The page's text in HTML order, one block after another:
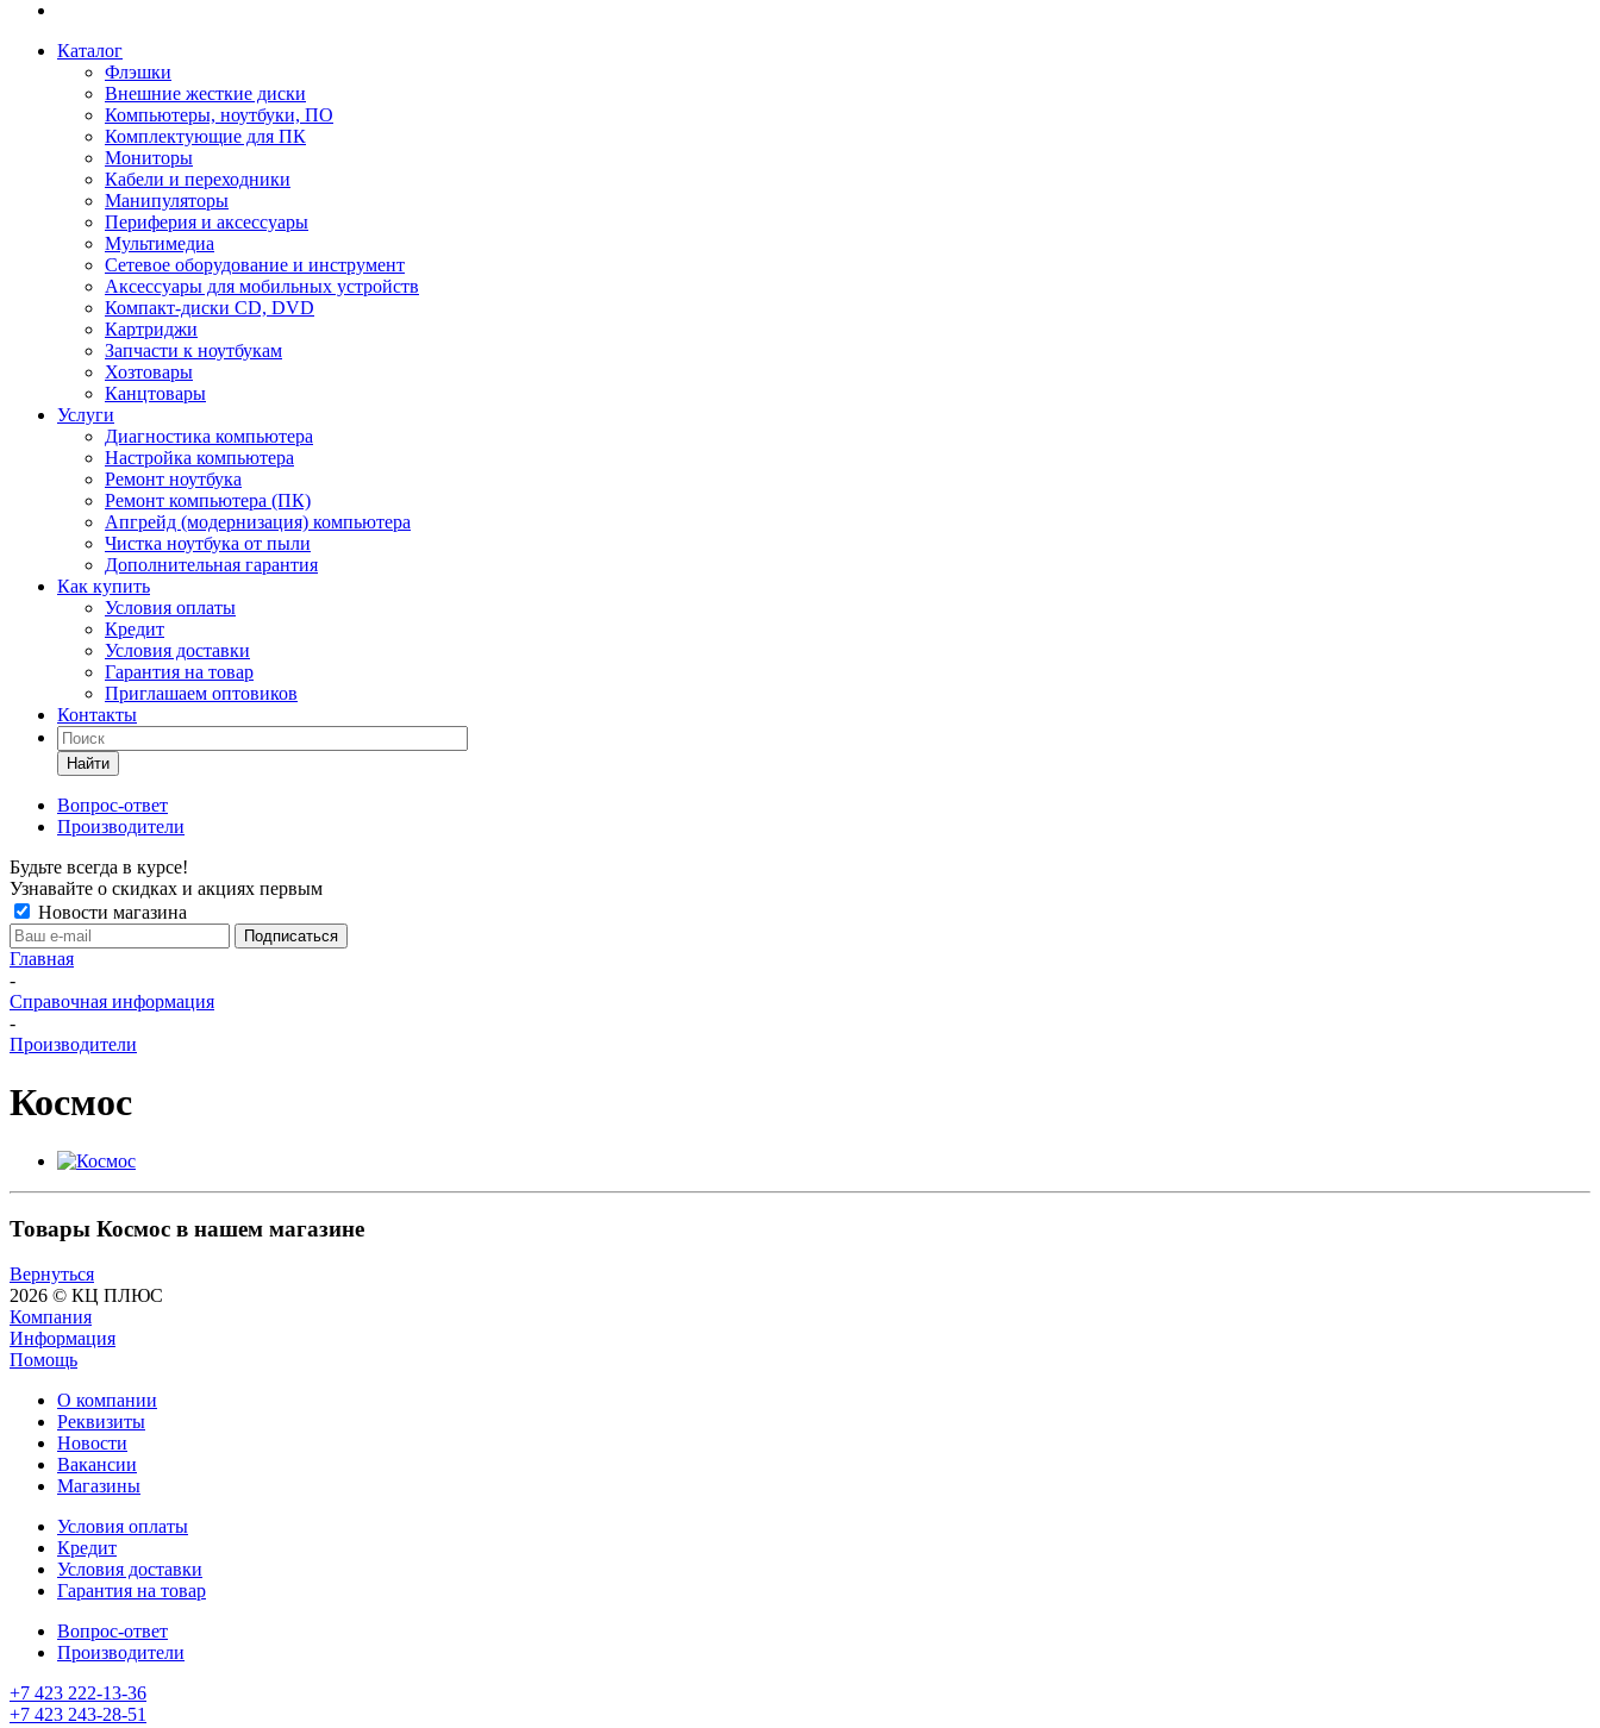
Каталог
Флэшки
Внешние жесткие диски
Компьютеры, ноутбуки, ПО
Комплектующие для ПК
Мониторы
Кабели и переходники
Манипуляторы
Периферия и аксессуары
Мультимедиа
Сетевое оборудование и инструмент
Аксессуары для мобильных устройств
Компакт-диски CD, DVD
Картриджи
Запчасти к ноутбукам
Хозтовары
Канцтовары
Услуги
Диагностика компьютера
Настройка компьютера
Ремонт ноутбука
Ремонт компьютера (ПК)
Апгрейд (модернизация) компьютера
Чистка ноутбука от пыли
Дополнительная гарантия
Как купить
Условия оплаты
Кредит
Условия доставки
Гарантия на товар
Приглашаем оптовиков
Контакты
Найти
Вопрос-ответ
Производители
Будьте всегда в курсе!
Узнавайте о скидках и акциях первым
Новости магазина
Главная
-
Справочная информация
-
Производители
Космос
Товары Космос в нашем магазине
Вернуться
2026 © КЦ ПЛЮС
Компания
Информация
Помощь
О компании
Реквизиты
Новости
Вакансии
Магазины
Условия оплаты
Кредит
Условия доставки
Гарантия на товар
Вопрос-ответ
Производители
+7 423 222-13-36
+7 423 243-28-51